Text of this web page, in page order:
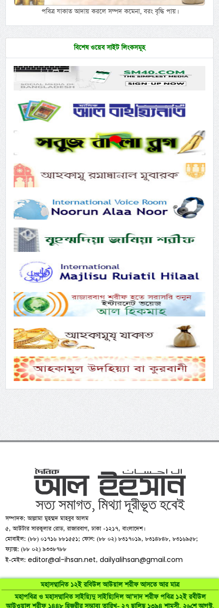
মহাসম্মানিত ১২ই রবিউল আউয়াল শরীফ আসতে আর মাত্র
মহাপবিত্র ও মহাসম্মানিত সাইয়্যিদু সাইয়্যিদিল আ’দাদ শরীফ পবিত্র ১২ই রবীউল
পবিত্র যাকাত আদায় করলে সম্পদ কমেনা, বরং বৃদ্ধি পায়।
বিশেষ ওয়েব সাইট লিংকসমূহ
সম্পাদক: আল্লামা মুহম্মদ মাহবুব আলম
৫, আউটার সারকুলার রোড, রাজারবাগ, ঢাকা -১২১৭, বাংলাদেশ।
মোবাইল: (৮৮) ০১৭১৬ ৮৮১৫৫১; ফোন: (৮৮ ০২) ৮৩১৭০১৯, ৮৩১৪৮৪৮, ৮৩১৬৯৫৮;
ফ্যাক্স: (৮৮ ০২) ৯৩৩৮৭৮৮
ই-মেইল:editor@al-ihsan.net,dailyalihsan@gmail.com